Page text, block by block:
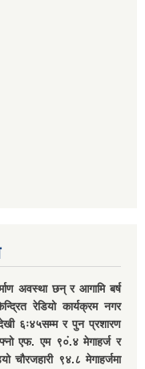
अवस्था छन् र आगामि बर्ष
रेडियो कार्यक्रम नगर
६ः४५सम्म र पुन प्रशारण
एफ. एम ९०ं.४ मेगाहर्ज र
चौरजहारी ९४.८ मेगाहर्जमा